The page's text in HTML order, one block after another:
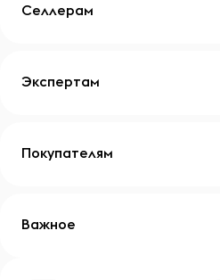
Селлерам
Экспертам
Покупателям
Важное